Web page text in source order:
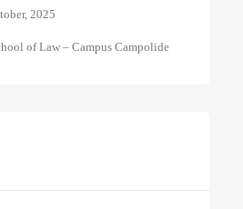
2025
of Law – Campus Campolide